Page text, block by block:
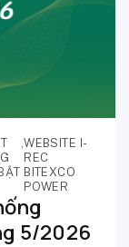
,WEBSITE I-
REC
BITEXCO
POWER
5/2026